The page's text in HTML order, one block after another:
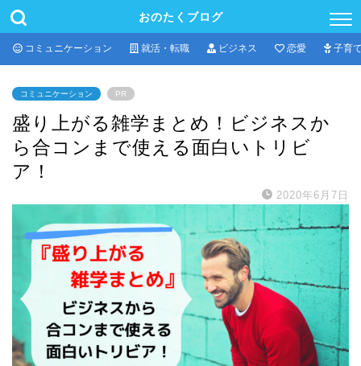
おのたくブログ
コミュニケーション 就活・転職 ビジネス 恋愛 子育
コミュニケーション PR
盛り上がる雑学まとめ！ビジネスか
ら合コンまで使える面白いトリビ
ア！
2020年6月7日